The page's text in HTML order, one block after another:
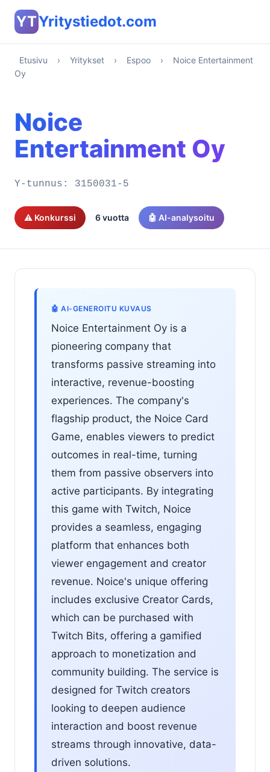
YTYritystiedot.com
Etusivu › Yritykset › Espoo ›
Noice Entertainment
Oy
Noice
Entertainment Oy
Y-tunnus: 3150031-5
⚠️ Konkurssi 6 vuotta 🤖 AI-analysoitu
🤖 AI-GENEROITU KUVAUS
Noice Entertainment Oy is a
pioneering company that
transforms passive streaming into
interactive, revenue-boosting
experiences. The company's
flagship product, the Noice Card
Game, enables viewers to predict
outcomes in real-time, turning
them from passive observers into
active participants. By integrating
this game with Twitch, Noice
provides a seamless, engaging
platform that enhances both
viewer engagement and creator
revenue. Noice's unique offering
includes exclusive Creator Cards,
which can be purchased with
Twitch Bits, offering a gamified
approach to monetization and
community building. The service is
designed for Twitch creators
looking to deepen audience
interaction and boost revenue
streams through innovative, data-
driven solutions.